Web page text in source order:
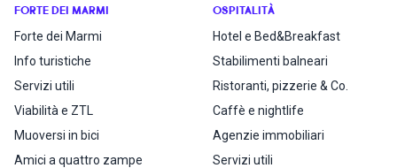
FORTE DEI MARMI
Forte dei Marmi
Info turistiche
Servizi utili
Viabilità e ZTL
Muoversi in bici
Amici a quattro zampe
OSPITALITÀ
Hotel e Bed&Breakfast
Stabilimenti balneari
Ristoranti, pizzerie & Co.
Caffè e nightlife
Agenzie immobiliari
Servizi utili